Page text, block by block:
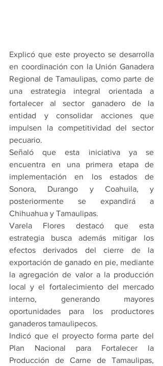
Explicó que este proyecto se desarrolla
en coordinación con la Unión Ganadera
Regional de Tamaulipas, como parte de
una estrategia integral orientada a
fortalecer al sector ganadero de la
entidad y consolidar acciones que
impulsen la competitividad del sector
pecuario.
Señaló que esta iniciativa ya se
encuentra en una primera etapa de
implementación en los estados de
Sonora, Durango y Coahuila, y
posteriormente se expandirá a
Chihuahua y Tamaulipas.
Varela Flores destacó que esta
estrategia busca además mitigar los
efectos derivados del cierre de la
exportación de ganado en pie, mediante
la agregación de valor a la producción
local y el fortalecimiento del mercado
interno, generando mayores
oportunidades para los productores
ganaderos tamaulipecos.
Indicó que el proyecto forma parte del
Plan Nacional para Fortalecer la
Producción de Carne de Tamaulipas,